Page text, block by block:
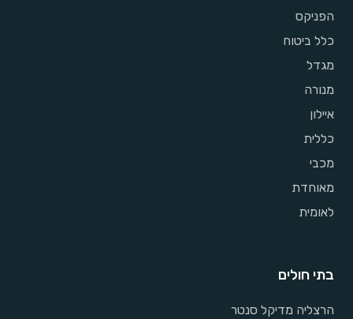
הפניקס
כלל ביטוח
מגדל
מנורה
איילון
כללית
מכבי
מאוחדת
לאומית
בתי חולים
הרצליה מדיקל סנטר